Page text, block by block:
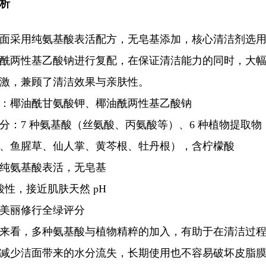
采用纯氨基酸表活配方，无皂基添加，核心清洁剂选
两性基乙酸钠进行复配，在保证清洁能力的同时，大
，兼顾了清洁效果与亲肤性。
椰油酰甘氨酸钾、椰油酰两性基乙酸钠
：7 种氨基酸（丝氨酸、丙氨酸等）、6 种植物提取物
鱼腥草、仙人掌、黄芩根、牡丹根），含柠檬酸
氨基酸表活，无皂基
性，接近肌肤天然 pH
丽修行全绿评分
看，多种氨基酸与植物精粹的加入，有助于在清洁过
少洁面带来的水分流失，长期使用也不容易破坏皮脂